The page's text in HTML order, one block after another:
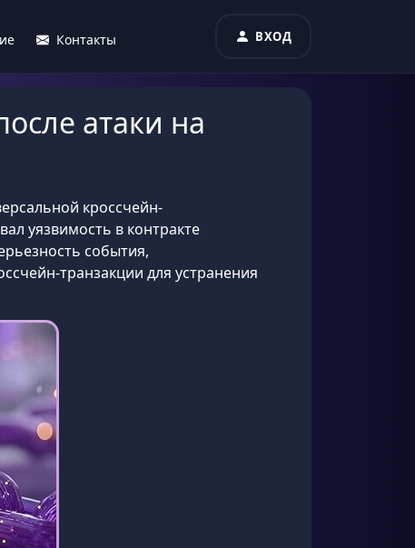
Контакты ВХОД
атаки на
кроссчейн-
уязвимость в контракте
события,
транзакции для устранения